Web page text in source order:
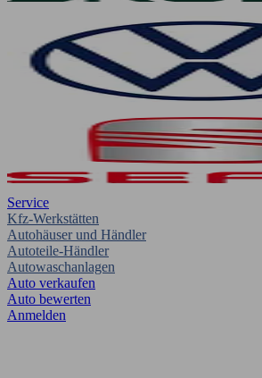
Service
Kfz-Werkstätten
Autohäuser und Händler
Autoteile-Händler
Autowaschanlagen
Auto verkaufen
Auto bewerten
Anmelden